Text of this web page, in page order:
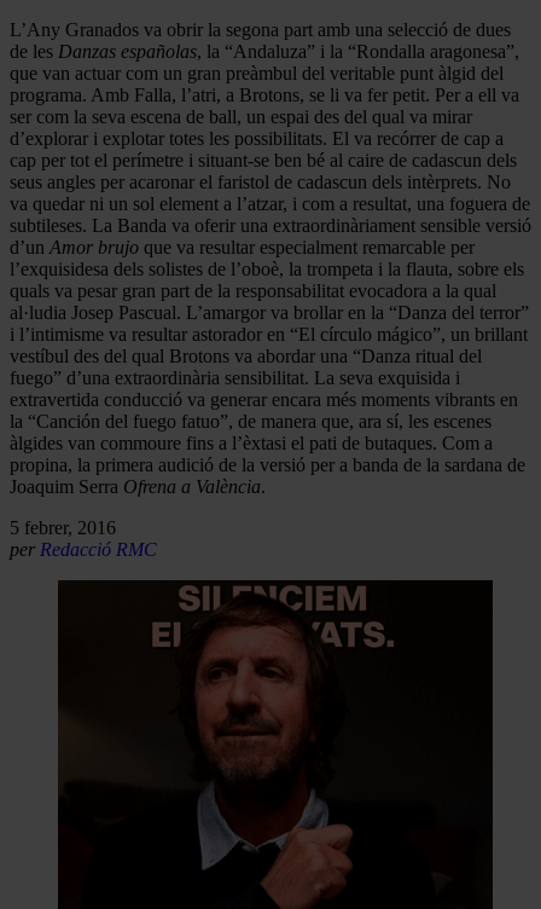
L’Any Granados va obrir la segona part amb una selecció de dues
de les Danzas españolas, la “Andaluza” i la “Rondalla aragonesa”,
que van actuar com un gran preàmbul del veritable punt àlgid del
programa. Amb Falla, l’atri, a Brotons, se li va fer petit. Per a ell va
ser com la seva escena de ball, un espai des del qual va mirar
d’explorar i explotar totes les possibilitats. El va recórrer de cap a
cap per tot el perímetre i situant-se ben bé al caire de cadascun dels
seus angles per acaronar el faristol de cadascun dels intèrprets. No
va quedar ni un sol element a l’atzar, i com a resultat, una foguera de
subtileses. La Banda va oferir una extraordinàriament sensible versió
d’un Amor brujo que va resultar especialment remarcable per
l’exquisidesa dels solistes de l’oboè, la trompeta i la flauta, sobre els
quals va pesar gran part de la responsabilitat evocadora a la qual
al·ludia Josep Pascual. L’amargor va brollar en la “Danza del terror”
i l’intimisme va resultar astorador en “El círculo mágico”, un brillant
vestíbul des del qual Brotons va abordar una “Danza ritual del
fuego” d’una extraordinària sensibilitat. La seva exquisida i
extravertida conducció va generar encara més moments vibrants en
la “Canción del fuego fatuo”, de manera que, ara sí, les escenes
àlgides van commoure fins a l’èxtasi el pati de butaques. Com a
propina, la primera audició de la versió per a banda de la sardana de
Joaquim Serra Ofrena a València.
5 febrer, 2016
per Redacció RMC